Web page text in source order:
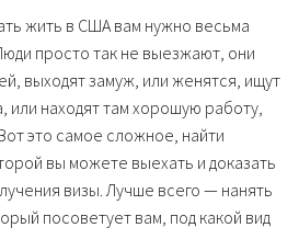
жить в США вам нужно весьма
просто так не выезжают, они
выходят замуж, или женятся, ищут
или находят там хорошую работу,
это самое сложное, найти
вы можете выехать и доказать
визы. Лучше всего — нанять
посоветует вам, под какой вид